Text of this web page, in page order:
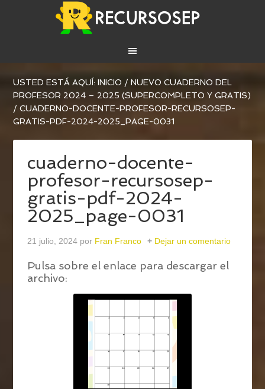
USTED ESTÁ AQUÍ:INICIO / NUEVO CUADERNO DEL
PROFESOR 2024 – 2025 (SUPERCOMPLETO Y GRATIS)
/ CUADERNO-DOCENTE-PROFESOR-RECURSOSEP-
GRATIS-PDF-2024-2025_PAGE-0031
cuaderno-docente-
profesor-recursosep-
gratis-pdf-2024-
2025_page-0031
21 julio, 2024 por Fran Franco Dejar un comentario
Pulsa sobre el enlace para descargar el
archivo: